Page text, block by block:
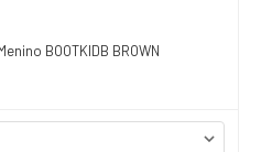
Botas MONTEVITA de Menina e Menino BOOTKIDB BROWN